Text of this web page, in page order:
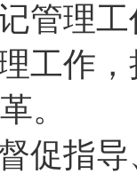
管理
工作
。
促指